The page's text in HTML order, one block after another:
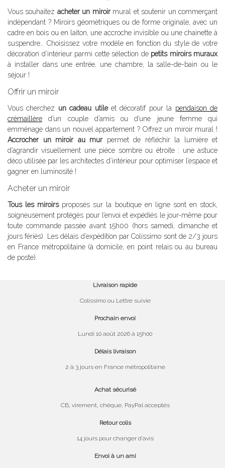
Vous souhaitez acheter un miroirmural et soutenir un commerçant
indépendant ? Miroirs géométriques ou de forme originale, avec un
cadre en bois ou en laiton, une accroche invisible ou une chainette à
suspendre… Choisissez votre modèle en fonction du style de votre
décoration d’intérieur parmi cette sélection de petits miroirs muraux
à installer dans une entrée, une chambre, la salle-de-bain ou le
séjour !
Offrir un miroir
Vous cherchez un cadeau utileet décoratif pour la pendaison de
crémaillère d’un couple d’amis ou d’une jeune femme qui
emménage dans un nouvel appartement ? Offrez un miroir mural !
Accrocher un miroir au murpermet de réfléchir la lumière et
d’agrandir visuellement une pièce sombre ou étroite : une astuce
déco utilisée par les architectes d’intérieur pour optimiser l’espace et
gagner en luminosité !
Acheter un miroir
Tous les miroirsproposés sur la boutique en ligne sont en stock,
soigneusement protégés pour l’envoi et expédiés le jour-même pour
toute commande passée avant 15h00 (hors samedi, dimanche et
jours fériés). Les délais d’expédition par Colissimo sont de 2/3 jours
en France métropolitaine (à domicile, en point relais ou au bureau
de poste).
Livraison rapide
Colissimo ou Lettre suivie
Prochain envoi
Lundi 10 août 2026 à 15h00
Délais livraison
2 à 3 jours en France métropolitaine
Achat sécurisé
CB, virement, chèque, PayPal acceptés
Retour colis
14 jours pour changer d’avis
Envoi à un ami